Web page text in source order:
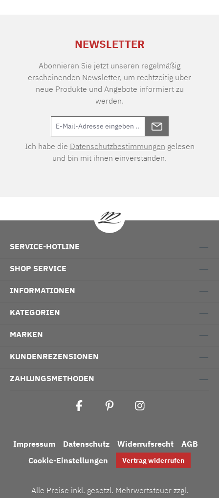
NEWSLETTER
Abonnieren Sie jetzt unseren regelmäßig
erscheinenden Newsletter, um rechtzeitig über
neue Produkte und Angebote informiert zu
werden.
Ich habe die Datenschutzbestimmungen gelesen
und bin mit ihnen einverstanden.
SERVICE-HOTLINE
SHOP SERVICE
INFORMATIONEN
KATEGORIEN
MARKEN
KUNDENREZENSIONEN
ZAHLUNGSMETHODEN
Impressum Datenschutz Widerrufsrecht
AGB
Cookie-Einstellungen
Vertrag widerrufen
Alle Preise inkl. gesetzl. Mehrwertsteuer zzgl.